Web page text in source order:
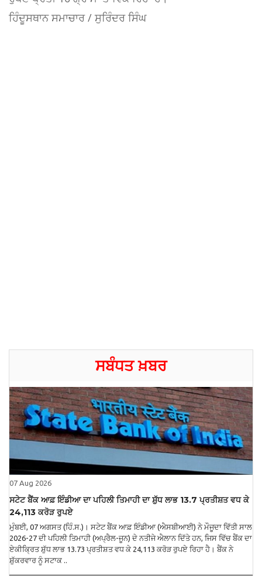
ਹਿੰਦੂਸਥਾਨ ਸਮਾਚਾਰ / ਸੁਰਿੰਦਰ ਸਿੰਘ
ਸਬੰਧਤ ਖ਼ਬਰ
07 Aug 2026
ਸਟੇਟ ਬੈਂਕ ਆਫ਼ ਇੰਡੀਆ ਦਾ ਪਹਿਲੀ ਤਿਮਾਹੀ ਦਾ ਸ਼ੁੱਧ ਲਾਭ 13.7 ਪ੍ਰਤੀਸ਼ਤ ਵਧ ਕੇ
24,113 ਕਰੋੜ ਰੁਪਏ
ਮੁੰਬਈ, 07 ਅਗਸਤ (ਹਿੰ.ਸ.)। ਸਟੇਟ ਬੈਂਕ ਆਫ਼ ਇੰਡੀਆ (ਐਸਬੀਆਈ) ਨੇ ਮੌਜੂਦਾ ਵਿੱਤੀ ਸਾਲ
2026-27 ਦੀ ਪਹਿਲੀ ਤਿਮਾਹੀ (ਅਪ੍ਰੈਲ-ਜੂਨ) ਦੇ ਨਤੀਜੇ ਐਲਾਨ ਦਿੱਤੇ ਹਨ, ਜਿਸ ਵਿੱਚ ਬੈਂਕ ਦਾ
ਏਕੀਕ੍ਰਿਤ ਸ਼ੁੱਧ ਲਾਭ 13.73 ਪ੍ਰਤੀਸ਼ਤ ਵਧ ਕੇ 24,113 ਕਰੋੜ ਰੁਪਏ ਰਿਹਾ ਹੈ। ਬੈਂਕ ਨੇ
ਸ਼ੁੱਕਰਵਾਰ ਨੂੰ ਸਟਾਕ ..